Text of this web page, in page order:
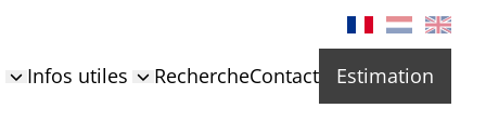
Infos utiles RechercheContact Estimation